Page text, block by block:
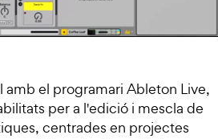
el programari Ableton Live,
per a l'edició i mescla de
centrades en projectes